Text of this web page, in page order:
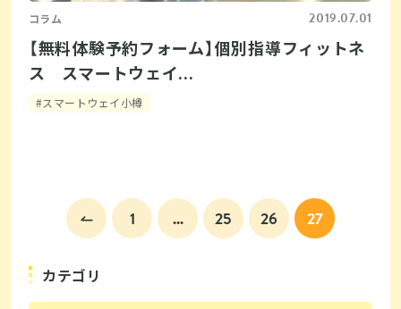
コラム 2019.07.01
【無料体験予約フォーム】個別指導フィットネ
ス スマートウェイ...
#スマートウェイ小樽
1 ... 25 26 27
カテゴリ